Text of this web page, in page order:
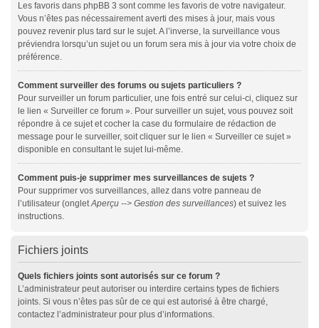
Les favoris dans phpBB 3 sont comme les favoris de votre navigateur.
Vous n’êtes pas nécessairement averti des mises à jour, mais vous
pouvez revenir plus tard sur le sujet. A l’inverse, la surveillance vous
préviendra lorsqu’un sujet ou un forum sera mis à jour via votre choix de
préférence.
Comment surveiller des forums ou sujets particuliers ?
Pour surveiller un forum particulier, une fois entré sur celui-ci, cliquez sur
le lien « Surveiller ce forum ». Pour surveiller un sujet, vous pouvez soit
répondre à ce sujet et cocher la case du formulaire de rédaction de
message pour le surveiller, soit cliquer sur le lien « Surveiller ce sujet »
disponible en consultant le sujet lui-même.
Comment puis-je supprimer mes surveillances de sujets ?
Pour supprimer vos surveillances, allez dans votre panneau de
l’utilisateur (ongletAperçu --> Gestion des surveillances) et suivez les
instructions.
Fichiers joints
Quels fichiers joints sont autorisés sur ce forum ?
L’administrateur peut autoriser ou interdire certains types de fichiers
joints. Si vous n’êtes pas sûr de ce qui est autorisé à être chargé,
contactez l’administrateur pour plus d’informations.